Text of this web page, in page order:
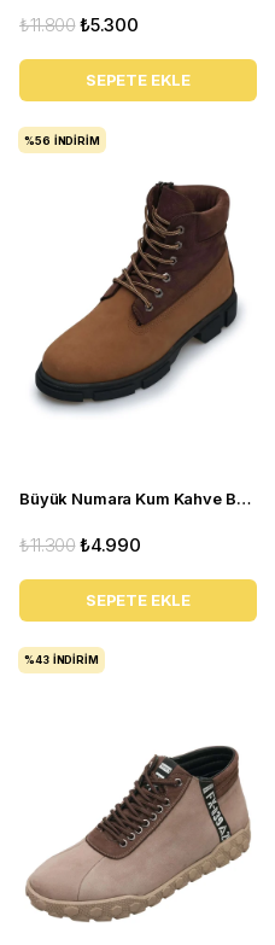
₺5.300
₺11.800
SEPETE EKLE
Büyük Numara Kum Kahve Büyük Numara BOT CK2007 Kum
₺4.990
₺11.300
SEPETE EKLE
%56 İNDIRIM
%43 İNDIRIM